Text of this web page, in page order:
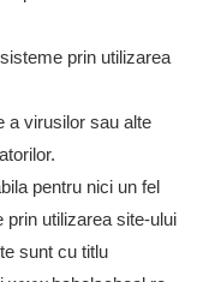
prin utilizarea
a virusilor sau alte
pentru nici un fel
prin utilizarea site-ului
sunt cu titlu